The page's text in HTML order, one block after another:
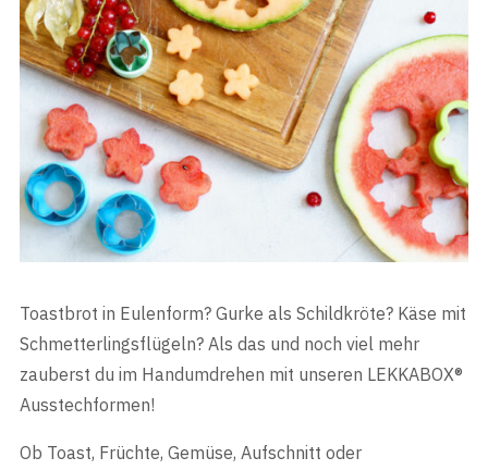
Toastbrot in Eulenform? Gurke als Schildkröte? Käse mit
Schmetterlingsflügeln? Als das und noch viel mehr
zauberst du im Handumdrehen mit unseren LEKKABOX®
Ausstechformen!
Ob Toast, Früchte, Gemüse, Aufschnitt oder